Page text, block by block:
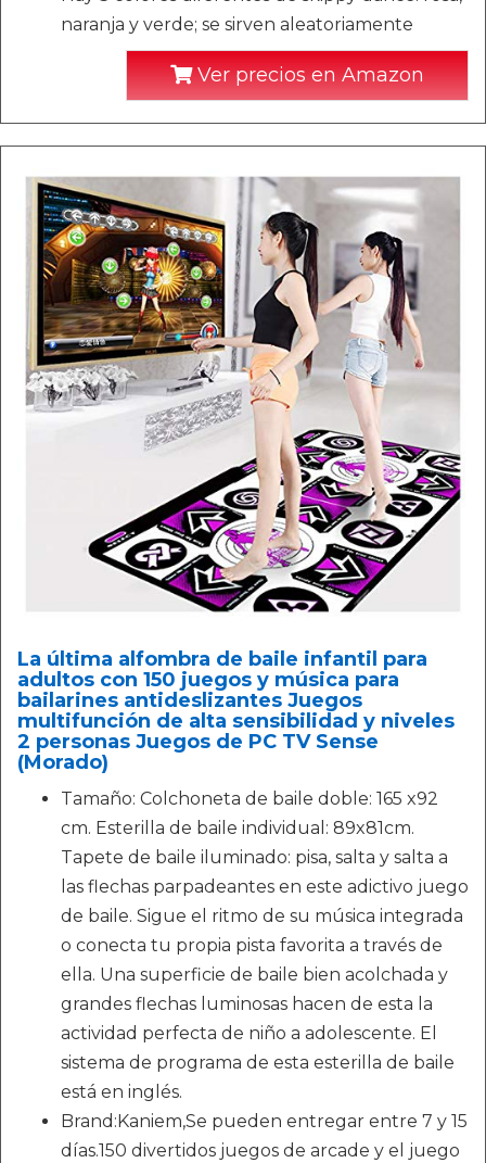
naranja y verde; se sirven aleatoriamente
Ver precios en Amazon
La última alfombra de baile infantil para
adultos con 150 juegos y música para
bailarines antideslizantes Juegos
multifunción de alta sensibilidad y niveles
2 personas Juegos de PC TV Sense
(Morado)
Tamaño: Colchoneta de baile doble: 165 x92
cm. Esterilla de baile individual: 89x81cm.
Tapete de baile iluminado: pisa, salta y salta a
las flechas parpadeantes en este adictivo juego
de baile. Sigue el ritmo de su música integrada
o conecta tu propia pista favorita a través de
ella. Una superficie de baile bien acolchada y
grandes flechas luminosas hacen de esta la
actividad perfecta de niño a adolescente. El
sistema de programa de esta esterilla de baile
está en inglés.
Brand:Kaniem,Se pueden entregar entre 7 y 15
días.150 divertidos juegos de arcade y el juego